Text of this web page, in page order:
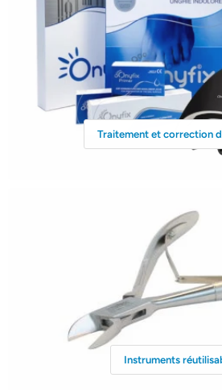
Traitement et correction
Instruments